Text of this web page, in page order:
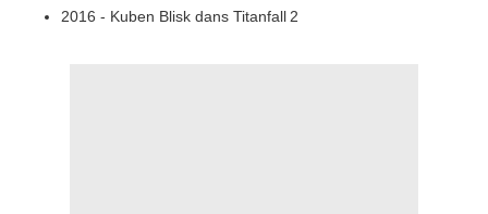
2016 - Kuben Blisk dans Titanfall 2